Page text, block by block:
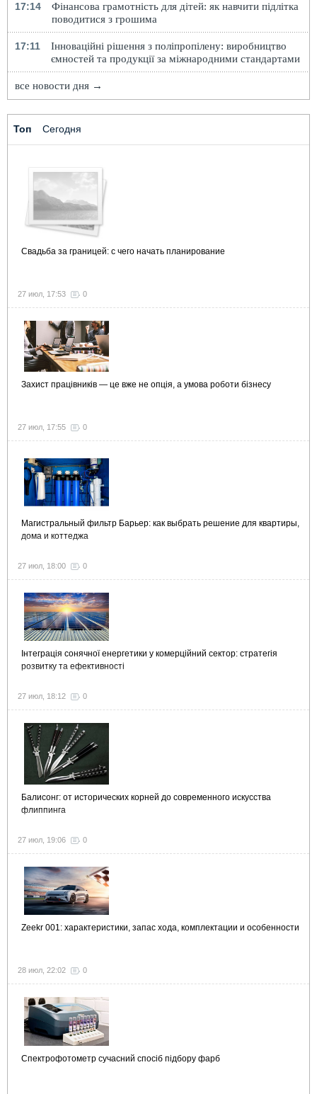
17:14
Фінансова грамотність для дітей: як навчити підлітка
поводитися з грошима
17:11
Інноваційні рішення з поліпропілену: виробництво
ємностей та продукції за міжнародними стандартами
все новости дня →
Топ Сегодня
Свадьба за границей: с чего начать планирование
27 июл, 17:53 0
Захист працівників — це вже не опція, а умова роботи бізнесу
27 июл, 17:55 0
Магистральный фильтр Барьер: как выбрать решение для квартиры,
дома и коттеджа
27 июл, 18:00 0
Інтеграція сонячної енергетики у комерційний сектор: стратегія
розвитку та ефективності
27 июл, 18:12 0
Балисонг: от исторических корней до современного искусства
флиппинга
27 июл, 19:06 0
Zeekr 001: характеристики, запас хода, комплектации и особенности
28 июл, 22:02 0
Спектрофотометр сучасний спосіб підбору фарб